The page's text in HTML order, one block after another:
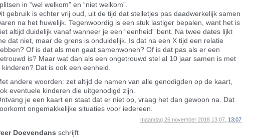
in “wel welkom” en “niet welkom”.
gebruik is echter vrij oud, uit de tijd dat stelletjes pas daadwerkelijk samen
na het huwelijk. Tegenwoordig is een stuk lastiger bepalen, want het is
altijd duidelijk vanaf wanneer je een “eenheid” bent. Na twee dates lijkt
dat niet, maar de grens is onduidelijk. Is dat na een X tijd een relatie
Of is dat als men gaat samenwonen? Of is dat pas als er een
is? Maar wat dan als een ongetrouwd stel al 10 jaar samen is met
kinderen? Dat is ook een eenheid.
andere woorden: zet altijd de namen van alle genodigden op de kaart,
eventuele kinderen die uitgenodigd zijn.
je een kaart en staat dat er niet op, vraag het dan gewoon na. Dat
ongemakkelijke situaties voor iedereen.
maandag 26 november 2018 13:07, 13:07
Doevendans schrijft